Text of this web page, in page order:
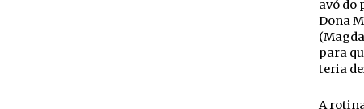
avó do
Dona
para
teria
A